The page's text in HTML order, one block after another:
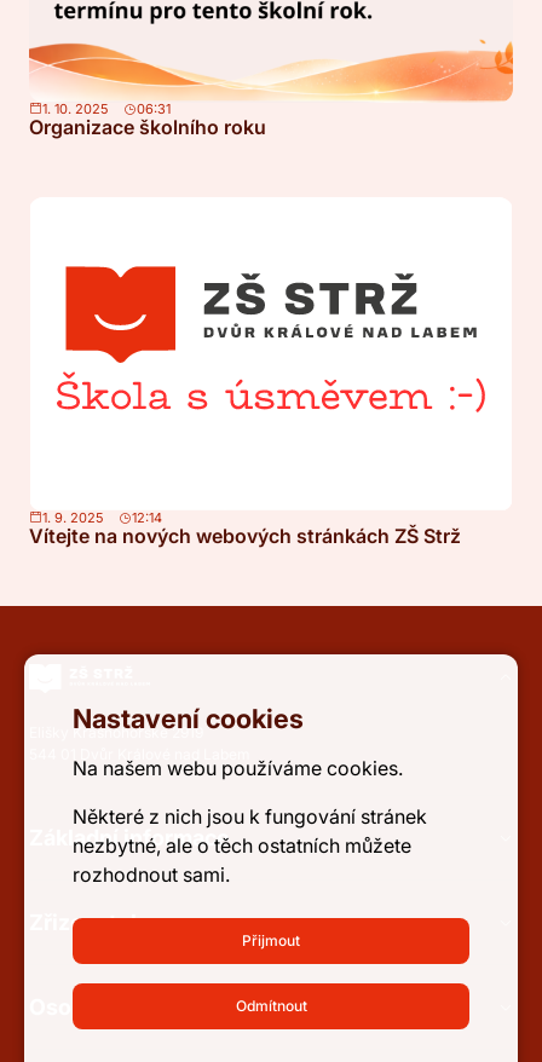
1. 10. 2025 06:31
Organizace školního roku
1. 9. 2025 12:14
Vítejte na nových webových stránkách ZŠ Strž
Elišky Krásnohorské 2919
Základní informace
Zřizovatel
Osobní údaje a přístupnost
Nastavení cookies
Na našem webu používáme cookies.
Některé z nich jsou k fungování stránek
nezbytné, ale o těch ostatních můžete
rozhodnout sami.
Přijmout
Odmítnout